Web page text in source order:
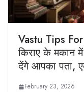
Vastu Tips
किराए के मकान
देंगे आपका पता,
February 23, 2026